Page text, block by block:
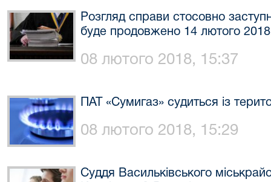
Розгляд справи стосовно
буде продовжено 14 лютого
08 лютого 2018, 15:37
ПАТ «Сумигаз» судиться із
08 лютого 2018, 15:29
Суддя Васильківського